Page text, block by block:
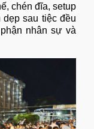
chén đĩa, setup
sau tiệc đều
nhân sự và